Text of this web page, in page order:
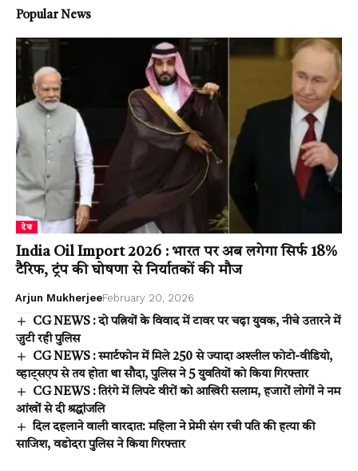
Popular News
देश
India Oil Import 2026 : भारत पर अब लगेगा सिर्फ 18%
टैरिफ, ट्रंप की घोषणा से निर्यातकों की मौज
Arjun MukherjeeFebruary 20, 2026
CG NEWS : दो पत्नियों के विवाद में टावर पर चढ़ा युवक, नीचे उतारने में
जुटी रही पुलिस
CG NEWS : स्मार्टफोन में मिले 250 से ज्यादा अश्लील फोटो-वीडियो,
व्हाट्सएप से तय होता था सौदा, पुलिस ने 5 युवतियों को किया गिरफ्तार
CG NEWS : तिरंगे में लिपटे वीरों को आखिरी सलाम, हजारों लोगों ने नम
आंखों से दी श्रद्धांजलि
दिल दहलाने वाली वारदात: महिला ने प्रेमी संग रची पति की हत्या की
साजिश, वडोदरा पुलिस ने किया गिरफ्तार